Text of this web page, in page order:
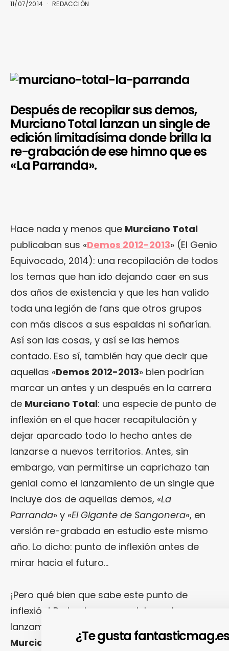
11/07/2014 REDACCIÓN
Después de recopilar sus demos,
Murciano Total lanzan un single de
edición limitadísima donde brilla la
re-grabación de ese himno que es
«La Parranda».
Hace nada y menos que Murciano Total
publicaban sus «Demos 2012-2013» (El Genio
Equivocado, 2014): una recopilación de todos
los temas que han ido dejando caer en sus
dos años de existencia y que les han valido
toda una legión de fans que otros grupos
con más discos a sus espaldas ni soñarían.
Así son las cosas, y así se las hemos
contado. Eso sí, también hay que decir que
aquellas «Demos 2012-2013» bien podrían
marcar un antes y un después en la carrera
de Murciano Total: una especie de punto de
inflexión en el que hacer recapitulación y
dejar aparcado todo lo hecho antes de
lanzarse a nuevos territorios. Antes, sin
embargo, van permitirse un caprichazo tan
genial como el lanzamiento de un single que
incluye dos de aquellas demos, «La
Parranda» y «El Gigante de Sangonera«, en
versión re-grabada en estudio este mismo
año. Lo dicho: punto de inflexión antes de
mirar hacia el futuro…
¡Pero qué bien que sabe este punto de
inflexión! De hecho, para celebrar el
lanzamiento del single, los chicos de
Murciano Total se han marcado un lyric
¿Te gusta